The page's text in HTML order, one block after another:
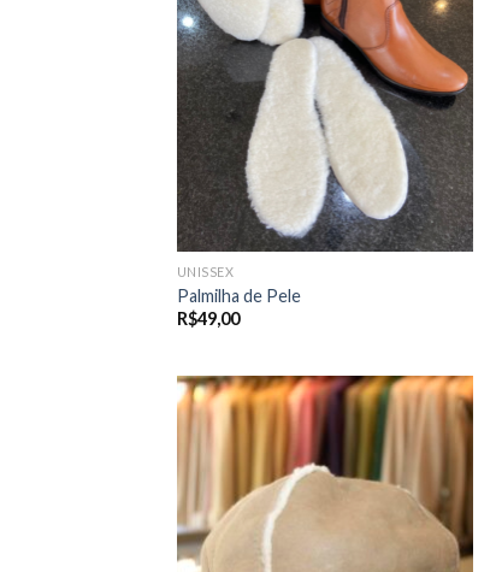
UNISSEX
Palmilha de Pele
R$49,00